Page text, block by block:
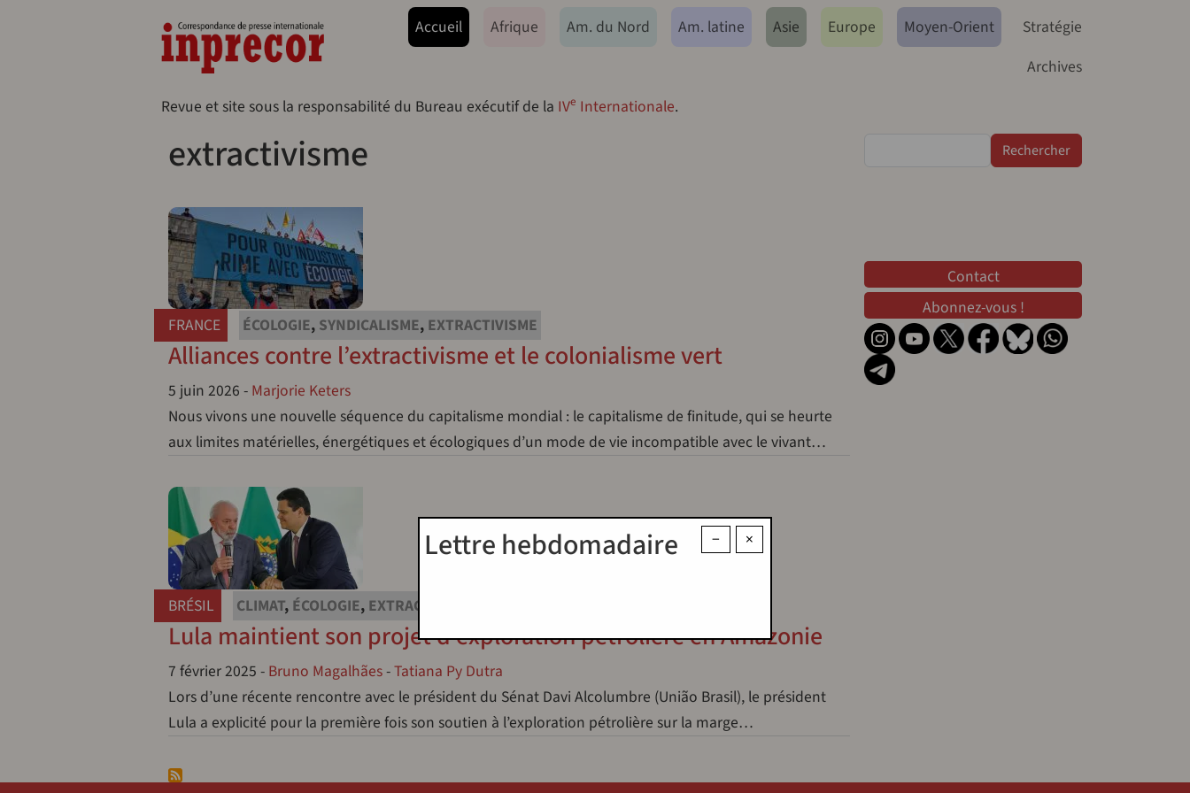
Navegação principal
Accueil Afrique Am. du Nord Am. latine Asie Europe Moyen-Orient
Stratégie
Archives
Revue et site sous la responsabilité du Bureau exécutif de la IVe Internationale.
extractivisme
FRANCE ÉCOLOGIE, SYNDICALISME, EXTRACTIVISME
Alliances contre l’extractivisme et le colonialisme vert
5 juin 2026 - Marjorie Keters
Nous vivons une nouvelle séquence du capitalisme mondial : le capitalisme de finitude, qui se heurte
aux limites matérielles, énergétiques et écologiques d’un mode de vie incompatible avec le vivant…
BRÉSIL CLIMAT, ÉCOLOGIE, EXTRACTIVISME
Lula maintient son projet d'exploration pétrolière en Amazonie
7 février 2025 - Bruno Magalhães-Tatiana Py Dutra
Lors d’une récente rencontre avec le président du Sénat Davi Alcolumbre (União Brasil), le président
Lula a explicité pour la première fois son soutien à l’exploration pétrolière sur la marge…
×
−
Lettre hebdomadaire
Contact
Abonnez-vous !